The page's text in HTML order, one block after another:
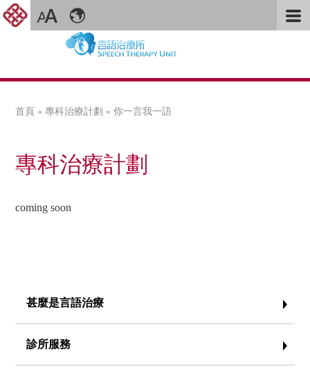
您在這裡
首頁 »專科治療計劃 » 你一言我一語
專科治療計劃
coming soon
甚麼是言語治療
診所服務